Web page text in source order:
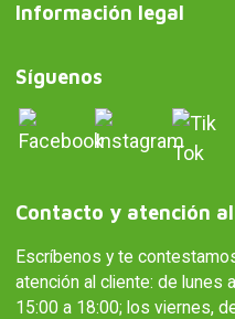
Información legal
Síguenos
Contacto y atención
Escríbenos y te
atención al cliente: de lunes
15:00 a 18:00; los viernes,